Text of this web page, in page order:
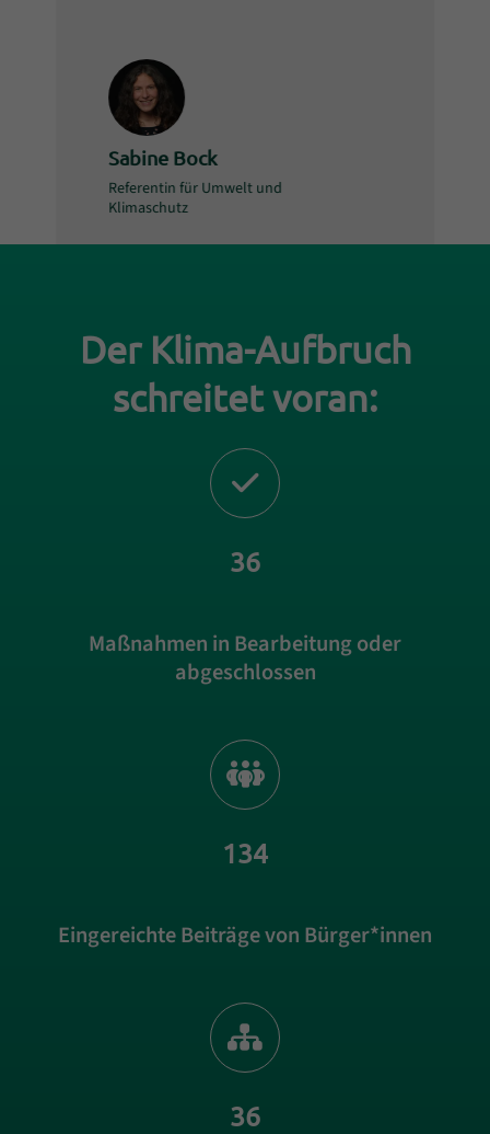
Name:
Sabine Bock
Position:
Referentin für Umwelt und
Klimaschutz
Einleitung
Der Klima-Aufbruch
schreitet voran:
Abschnitt für Icons und Features
36
Maßnahmen in Bearbeitung oder
abgeschlossen
134
Eingereichte Beiträge von Bürger*innen
36